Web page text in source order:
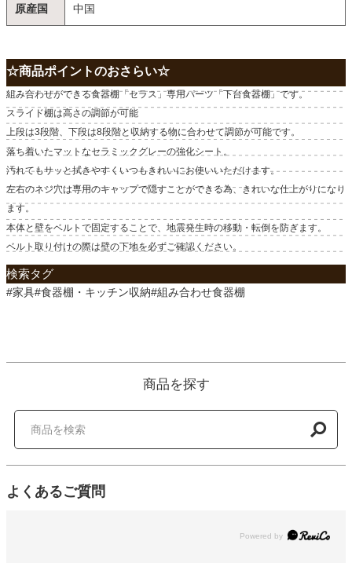
原産国 中国
☆商品ポイントのおさらい☆
組み合わせができる食器棚「セラス」専用パーツ「下台食器棚」です。
スライド棚は高さの調節が可能
上段は3段階、下段は8段階と収納する物に合わせて調節が可能です。
落ち着いたマットなセラミックグレーの強化シート。
汚れてもサッと拭きやすくいつもきれいにお使いいただけます。
左右のネジ穴は専用のキャップで隠すことができる為、きれいな仕上がりになり
ます。
本体と壁をベルトで固定することで、地震発生時の移動・転倒を防ぎます。
ベルト取り付けの際は壁の下地を必ずご確認ください。
検索タグ
#家具#食器棚・キッチン収納#組み合わせ食器棚
商品を探す
よくあるご質問
Powered by